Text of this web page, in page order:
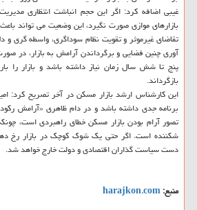
غیبی اضافه کرد: اگر این حجم انباشت انتظاری
بازارهای موازی صورت نگیرد، این وضعیت می تواند
تقاضای غیرموثر و تقویت نظام سوداگری، واسطه گری و
آوری چنین فضایی و برگرداندن آرامش به بازار، در
پنج تا شش سال زمان نیاز داشته باشد و بازار را
بازگرداند.
این کارشناس ارشد بازار مسکن در آخر تصریح کرد:
برنامه جدی داشته باشد و در دام ظاهری «آرامش
تصور آرام بودن بازار مسکن خطای راهبردی است،
شکننده است. اگر حتی یک شوک کوچک در بازار رخ
دست سیاست گذاران اقتصادی و دولت خارج خواهد شد.
منبع:harajkon.com